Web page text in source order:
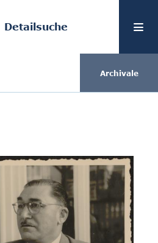
Detailsuche
Archivale